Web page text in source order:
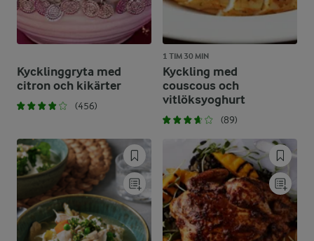
Kycklinggryta med
citron och kikärter
(456)
1 TIM 30 MIN
Kyckling med
couscous och
vitlöksyoghurt
(89)